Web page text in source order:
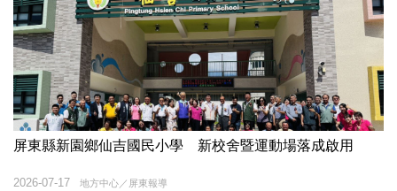
屏東縣新園鄉仙吉國民小學 新校舍暨運動場落成啟用
地方中心／屏東報導
2026-07-17